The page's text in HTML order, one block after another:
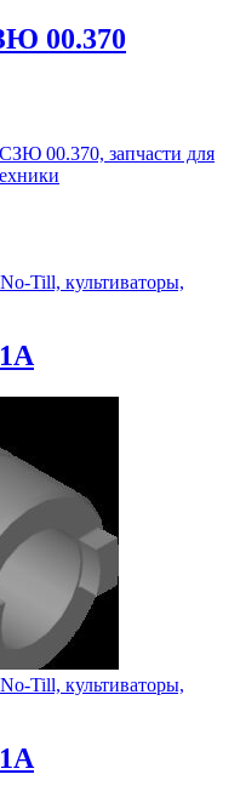
00.370
00.370, запчасти для
Till, культиваторы,
Till, культиваторы,